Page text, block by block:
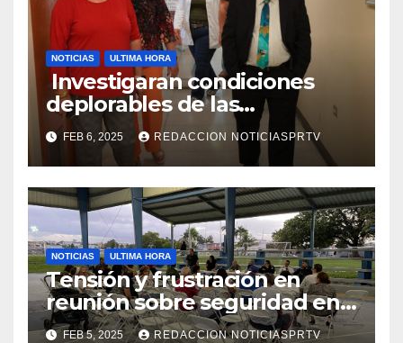
NOTICIAS ULTIMA HORA
Investigaran condiciones
deplorables de las
facilidades el Departamento
de la Salud en Mayagüez
FEB 6, 2025 REDACCION NOTICIASPRTV
NOTICIAS ULTIMA HORA
Tensión y frustración en
reunión sobre seguridad en
Reparto Metropolitano
FEB 5, 2025 REDACCION NOTICIASPRTV